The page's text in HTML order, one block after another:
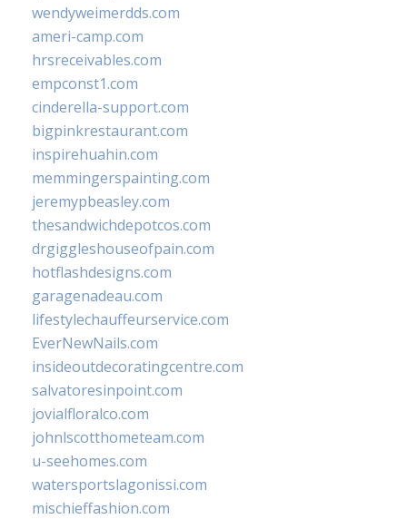
wendyweimerdds.com
ameri-camp.com
hrsreceivables.com
empconst1.com
cinderella-support.com
bigpinkrestaurant.com
inspirehuahin.com
memmingerspainting.com
jeremypbeasley.com
thesandwichdepotcos.com
drgiggleshouseofpain.com
hotflashdesigns.com
garagenadeau.com
lifestylechauffeurservice.com
EverNewNails.com
insideoutdecoratingcentre.com
salvatoresinpoint.com
jovialfloralco.com
johnlscotthometeam.com
u-seehomes.com
watersportslagonissi.com
mischieffashion.com